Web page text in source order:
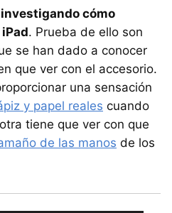
cómo
. Prueba de ello son
se han dado a conocer
que ver con el accesorio.
una sensación
y papel reales cuando
tiene que ver con que
de las manos de los